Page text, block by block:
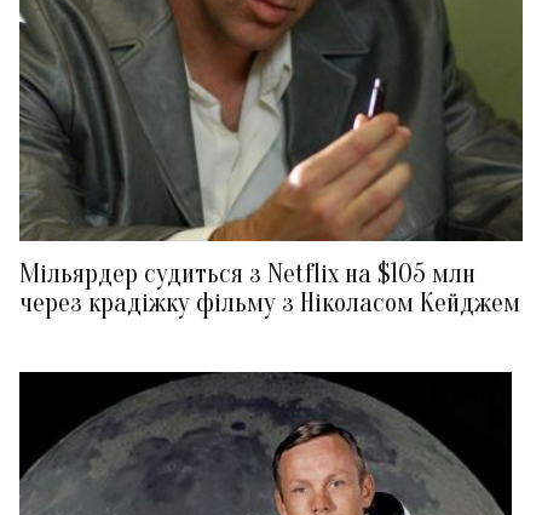
Мільярдер судиться з Netflix на $105 млн
через крадіжку фільму з Ніколасом Кейджем